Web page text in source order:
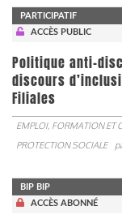
PARTICIPATIF
ACCÈS PUBLIC
Politique anti-
discours
Filiales
EMPLOI, FORMATION ET
PROTECTION SOCIALE
BIP BIP
ACCÈS ABONNÉ